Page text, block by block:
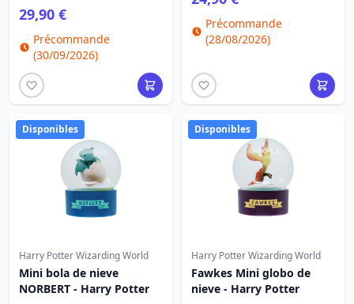
29,90 €
Précommande
(30/09/2026)
Précommande
(28/08/2026)
Disponibles
Harry Potter Wizarding World
Mini bola de nieve
NORBERT - Harry Potter
Disponibles
Harry Potter Wizarding World
Fawkes Mini globo de
nieve - Harry Potter